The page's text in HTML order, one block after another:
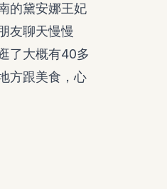
的黛安娜王妃
友聊天慢慢
了大概有40多
方跟美食，心